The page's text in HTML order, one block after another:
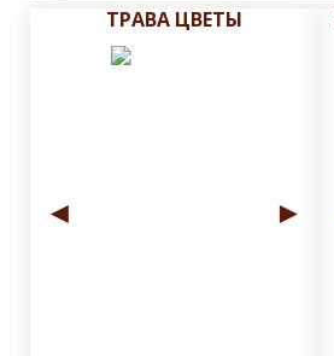
ТРАВА ЦВЕТЫ
◄ ►